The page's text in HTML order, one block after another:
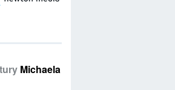
Michaela